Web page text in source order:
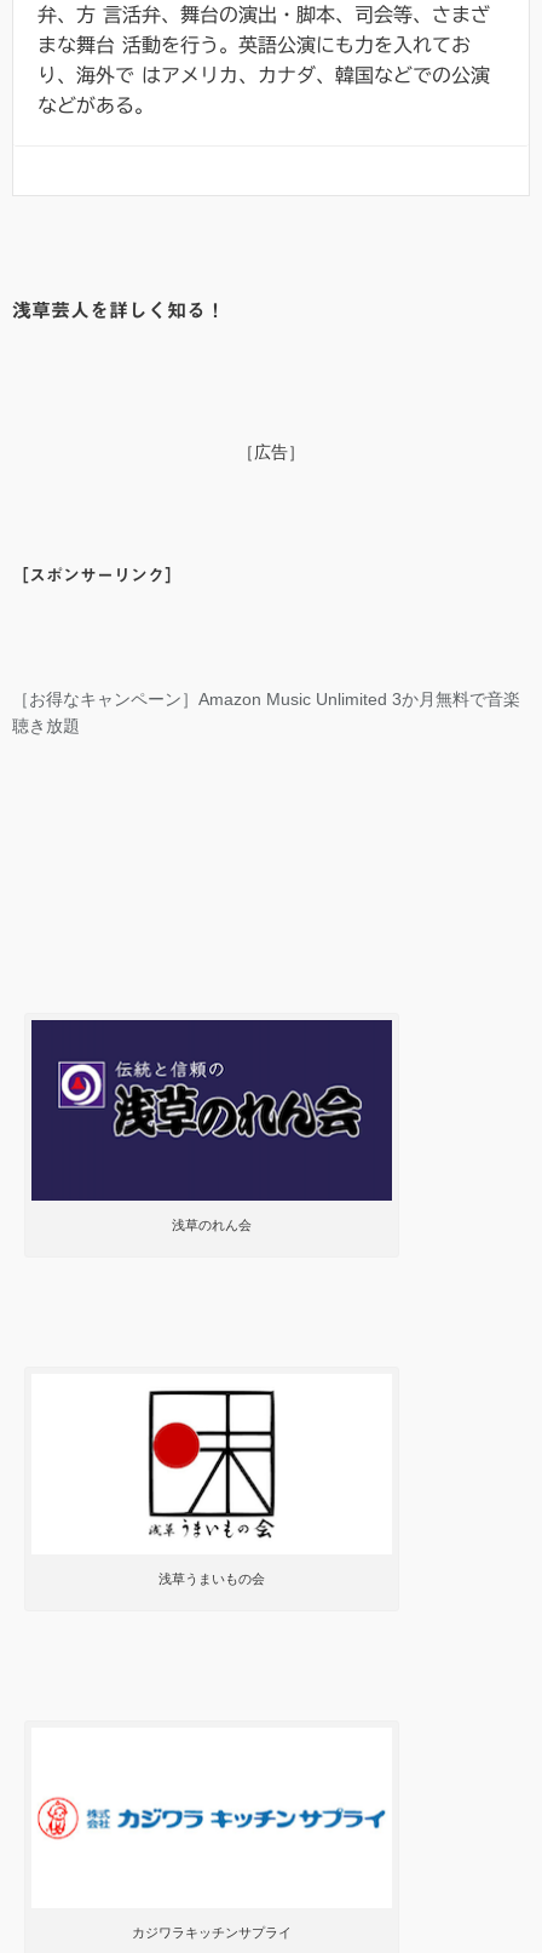
弁、方 言活弁、舞台の演出・脚本、司会等、さまざ
まな舞台 活動を行う。英語公演にも力を入れてお
り、海外で はアメリカ、カナダ、韓国などでの公演
などがある。
浅草芸人を詳しく知る！
［広告］
［スポンサーリンク］
［お得なキャンペーン］Amazon Music Unlimited 3か月無料で音楽
聴き放題
浅草のれん会
浅草うまいもの会
カジワラキッチンサプライ